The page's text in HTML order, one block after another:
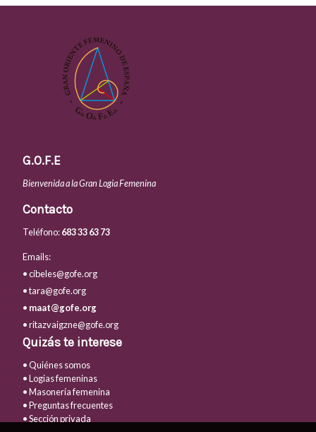
G.O.F.E
Bienvenida a la Gran Logia Femenina
Contacto
Teléfono:683 33 63 73
Emails:
• cibeles@gofe.org
• tara@gofe.org
• maat@gofe.org
• ritazvaigzne@gofe.org
Quizás te interese
• Quiénes somos
• Logias femeninas
• Masonería femenina
• Preguntas frecuentes
• Sección privada